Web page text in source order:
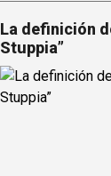
La definición
Stuppia”